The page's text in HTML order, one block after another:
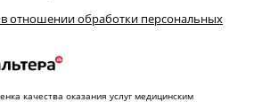
отношении обработки персональных
качества оказания услуг медицинским